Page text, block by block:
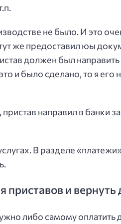
не было. И это
же предоставил юы
должен был
и было сделано, то я его
направил в банки
В разделе
приставов и вернуть
либо самому оплатить